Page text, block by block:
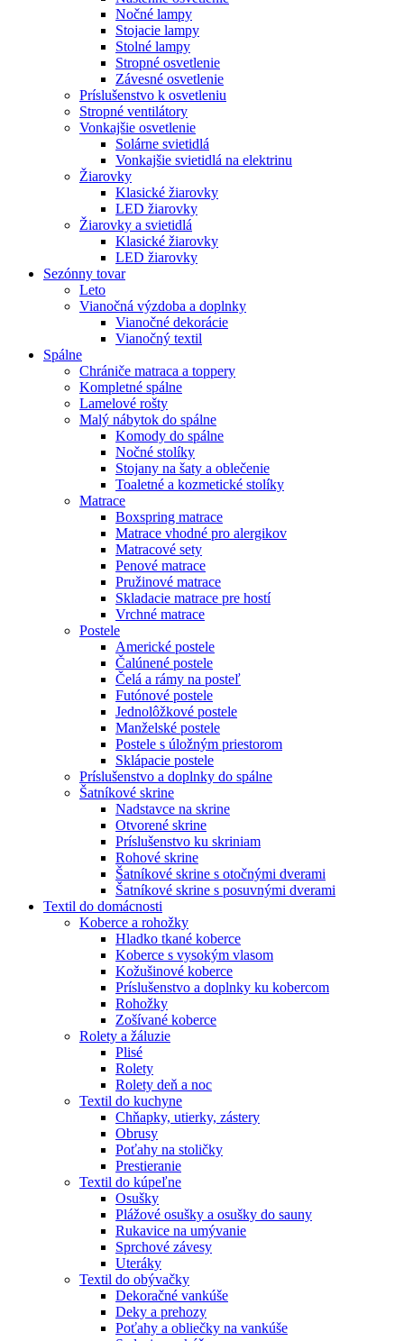
Nočné lampy
Stojacie lampy
Stolné lampy
Stropné osvetlenie
Závesné osvetlenie
Príslušenstvo k osvetleniu
Stropné ventilátory
Vonkajšie osvetlenie
Solárne svietidlá
Vonkajšie svietidlá na elektrinu
Žiarovky
Klasické žiarovky
LED žiarovky
Žiarovky a svietidlá
Klasické žiarovky
LED žiarovky
Sezónny tovar
Leto
Vianočná výzdoba a doplnky
Vianočné dekorácie
Vianočný textil
Spálne
Chrániče matraca a toppery
Kompletné spálne
Lamelové rošty
Malý nábytok do spálne
Komody do spálne
Nočné stolíky
Stojany na šaty a oblečenie
Toaletné a kozmetické stolíky
Matrace
Boxspring matrace
Matrace vhodné pro alergikov
Matracové sety
Penové matrace
Pružinové matrace
Skladacie matrace pre hostí
Vrchné matrace
Postele
Americké postele
Čalúnené postele
Čelá a rámy na posteľ
Futónové postele
Jednolôžkové postele
Manželské postele
Postele s úložným priestorom
Sklápacie postele
Príslušenstvo a doplnky do spálne
Šatníkové skrine
Nadstavce na skrine
Otvorené skrine
Príslušenstvo ku skriniam
Rohové skrine
Šatníkové skrine s otočnými dverami
Šatníkové skrine s posuvnými dverami
Textil do domácnosti
Koberce a rohožky
Hladko tkané koberce
Koberce s vysokým vlasom
Kožušinové koberce
Príslušenstvo a doplnky ku kobercom
Rohožky
Zošívané koberce
Rolety a žáluzie
Plisé
Rolety
Rolety deň a noc
Textil do kuchyne
Chňapky, utierky, zástery
Obrusy
Poťahy na stoličky
Prestieranie
Textil do kúpeľne
Osušky
Plážové osušky a osušky do sauny
Rukavice na umývanie
Sprchové závesy
Uteráky
Textil do obývačky
Dekoračné vankúše
Deky a prehozy
Poťahy a obliečky na vankúše